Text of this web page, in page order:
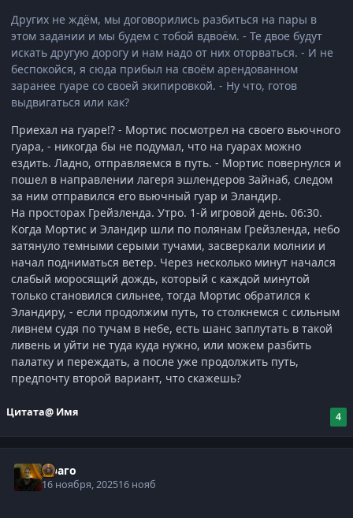
Других не ждём, мы договорились разбиться на пары в
этом задании и мы будем с тобой вдвоём. - Те двое будут
искать другую дорогу и нам надо от них оторваться. - И не
беспокойся, я сюда прибыл на своём арендованном
заранее гуаре со своей экипировкой. - Ну что, готов
выдвигаться или как?
Приехал на гуаре!? - Мортис посмотрел на своего вьючного
гуара, - никогда бы не подумал, что на гуарах можно
ездить. Ладно, отправляемся в путь. - Мортис повернулся и
пошел в направлении лагеря эшлендеров Зайнаб, следом
за ним отправился его вьючный гуар и Эландир.
На просторах Грейзленда. Утро. 1-й игровой день. 06:30.
‎Когда Мортис и Эландир шли по полянам Грейзленда, небо
затянуло темными серыми тучами, засверкали молнии и
начал подниматься ветер. Через несколько минут начался
слабый моросящий дождь, который с каждой минутой
только становился сильнее, тогда Мортис обратился к
Эландиру, - если продолжим путь, то столкнемся с сильным
ливнем судя по тучам в небе, есть шанс заплутать в такой
ливень и уйти не туда куда нужно, или можем разбить
палатку и переждать, а после уже продолжить путь,
предпочту второй вариант, что скажешь?
Цитата@ Имя 4
Драго
16 ноября, 202516 нояб